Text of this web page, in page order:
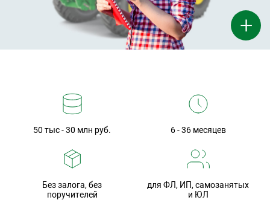
+
50 тыс - 30 млн руб. 6 - 36 месяцев
Без залога, без
поручителей
для ФЛ, ИП, самозанятых
и ЮЛ